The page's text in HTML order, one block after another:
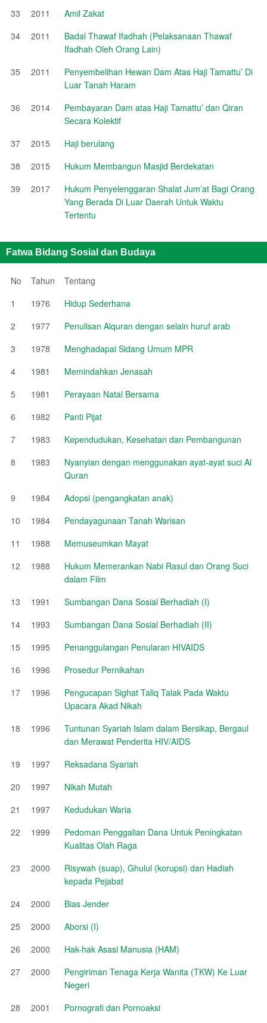
33 2011
Amil Zakat
34
2011
Badal Thawaf Ifadhah (Pelaksanaan Thawaf
Ifadhah Oleh Orang Lain)
35
2011
Penyembelihan Hewan Dam Atas Haji Tamattu’ Di
Luar Tanah Haram
36
2014
Pembayaran Dam atas Haji Tamattu’ dan Qiran
Secara Kolektif
37
2015
Haji berulang
38
2015
Hukum Membangun Masjid Berdekatan
39
2017
Hukum Penyelenggaran Shalat Jum’at Bagi Orang
Yang Berada Di Luar Daerah Untuk Waktu
Tertentu
Fatwa Bidang Sosial dan Budaya
No Tahun
Tentang
1
1976
Hidup Sederhana
2
1977
Penulisan Alquran dengan selain huruf arab
3
1978
Menghadapai Sidang Umum MPR
4
1981
Memindahkan Jenasah
5
1981
Perayaan Natal Bersama
6
1982
Panti Pijat
7
1983
Kependudukan, Kesehatan dan Pembangunan
8
1983
Nyanyian dengan menggunakan ayat-ayat suci Al
Quran
9
1984
Adopsi (pengangkatan anak)
10
1984
Pendayagunaan Tanah Warisan
11
1988
Memuseumkan Mayat
12
1988
Hukum Memerankan Nabi Rasul dan Orang Suci
dalam Film
13
1991
Sumbangan Dana Sosial Berhadiah (I)
14
1993
Sumbangan Dana Sosial Berhadiah (II)
15
1995
Penanggulangan Penularan HIVAIDS
16
1996
Prosedur Pernikahan
17
1996
Pengucapan Sighat Taliq Talak Pada Waktu
Upacara Akad Nikah
18
1996
Tuntunan Syariah Islam dalam Bersikap, Bergaul
dan Merawat Penderita HIV/AIDS
19
1997
Reksadana Syariah
20
1997
Nikah Mutah
21
1997
Kedudukan Waria
22
1999
Pedoman Penggalian Dana Untuk Peningkatan
Kualitas Olah Raga
23
2000
Risywah (suap), Ghulul (korupsi) dan Hadiah
kepada Pejabat
24
2000
Bias Jender
25
2000
Aborsi (I)
26
2000
Hak-hak Asasi Manusia (HAM)
27
2000
Pengiriman Tenaga Kerja Wanita (TKW) Ke Luar
Negeri
28
2001
Pornografi dan Pornoaksi